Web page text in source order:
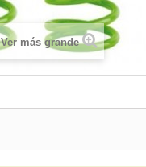
Ver más grande